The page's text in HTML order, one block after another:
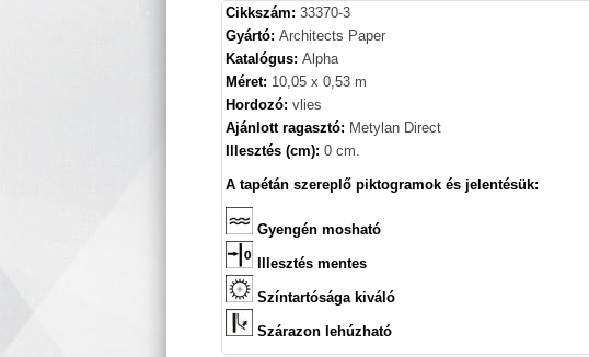
Cikkszám: 33370-3
Gyártó: Architects Paper
Katalógus: Alpha
Méret: 10,05 x 0,53 m
Hordozó: vlies
Ajánlott ragasztó: Metylan Direct
Illesztés (cm): 0 cm.
A tapétán szereplő piktogramok és jelentésük:
Gyengén mosható
Illesztés mentes
Színtartósága kiváló
Szárazon lehúzható